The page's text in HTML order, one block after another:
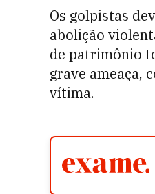
Os golpistas
abolição
de patrimônio
grave ameaça,
vítima.